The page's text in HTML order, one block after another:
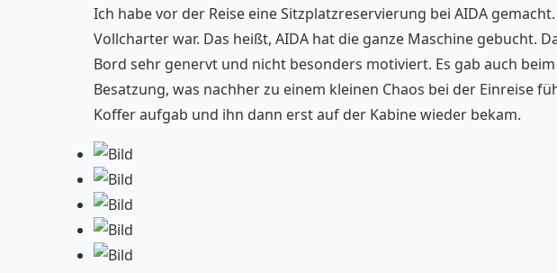
Ich habe vor der Reise eine Sitzplatzreservierung bei AIDA
Vollcharter war. Das heißt, AIDA hat die ganze Maschine gebucht.
Bord sehr genervt und nicht besonders motiviert. Es gab auch
Besatzung, was nachher zu einem kleinen Chaos bei der Einreise
Koffer aufgab und ihn dann erst auf der Kabine wieder bekam.